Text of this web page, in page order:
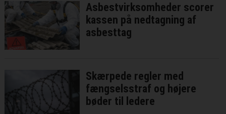
Asbestvirksomheder scorer
kassen på nedtagning af
asbesttag
Skærpede regler med
fængselsstraf og højere
bøder til ledere